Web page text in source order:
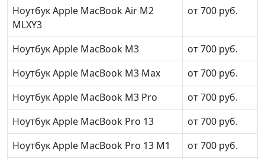
Ноутбук Apple MacBook Air M2
MLXY3
от 700 руб.
Ноутбук Apple MacBook M3
от 700 руб.
Ноутбук Apple MacBook M3 Max
от 700 руб.
Ноутбук Apple MacBook M3 Pro
от 700 руб.
Ноутбук Apple MacBook Pro 13
от 700 руб.
Ноутбук Apple MacBook Pro 13 M1
от 700 руб.